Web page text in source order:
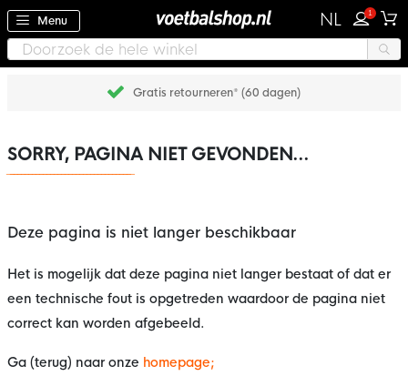
Menu NL 1
Gratis retourneren* (60 dagen)
SORRY, PAGINA NIET GEVONDEN...
Deze pagina is niet langer beschikbaar
Het is mogelijk dat deze pagina niet langer bestaat of dat er
een technische fout is opgetreden waardoor de pagina niet
correct kan worden afgebeeld.
Ga (terug) naar onze homepage;